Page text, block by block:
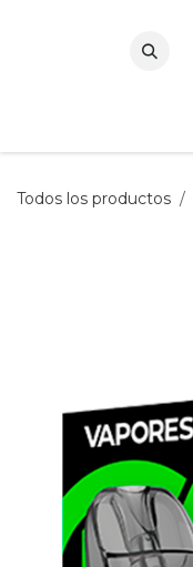
Todos los productos